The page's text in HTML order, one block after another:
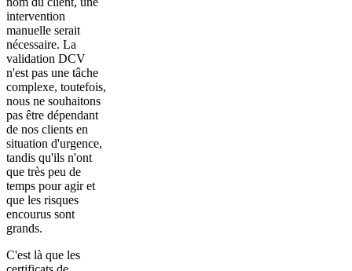
intervention
manuelle serait
nécessaire. La
validation DCV
n'est pas une tâche
complexe, toutefois,
nous ne souhaitons
pas être dépendant
de nos clients en
situation d'urgence,
tandis qu'ils n'ont
que très peu de
temps pour agir et
que les risques
encourus sont
grands.
C'est là que les